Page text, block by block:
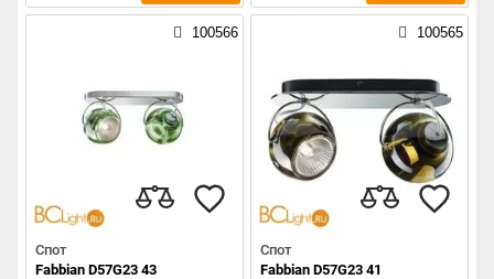
100566
Спот
Fabbian D57G23 43
100565
Спот
Fabbian D57G23 41